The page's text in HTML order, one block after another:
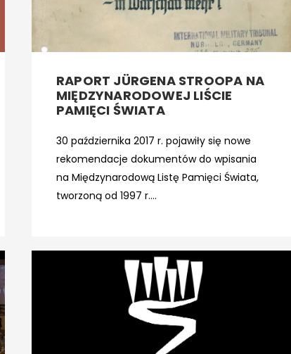
RAPORT JÜRGENA STROOPA NA
MIĘDZYNARODOWEJ LIŚCIE
PAMIĘCI ŚWIATA
30 października 2017 r. pojawiły się nowe
rekomendacje dokumentów do wpisania
na Międzynarodową Listę Pamięci Świata,
tworzoną od 1997 r....